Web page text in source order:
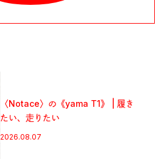
〈Notace〉の《yama T1》 | 履き
たい、走りたい
2026.08.07